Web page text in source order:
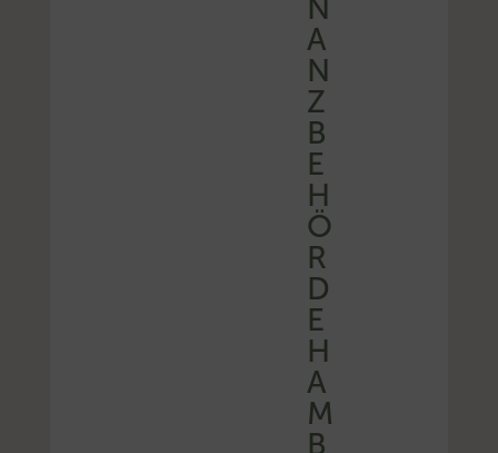
N
A
N
Z
B
E
H
Ö
R
D
E
H
A
M
B